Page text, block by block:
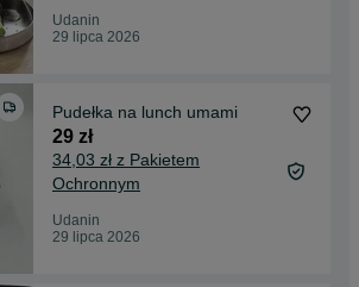
Udanin
29 lipca 2026
Pudełka na lunch umami
29 zł
34,03 zł z Pakietem
Ochronnym
Udanin
29 lipca 2026